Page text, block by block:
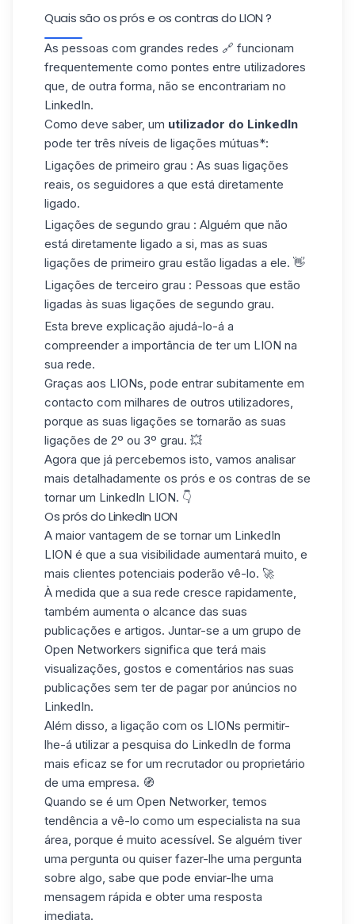
Quais são os prós e os contras do LION ?
As pessoas com grandes redes 🔗 funcionam
frequentemente como pontes entre utilizadores
que, de outra forma, não se encontrariam no
LinkedIn.
Como deve saber, um utilizador do LinkedIn
pode ter três níveis de ligações mútuas*:
Ligações de primeiro grau : As suas ligações
reais, os seguidores a que está diretamente
ligado.
Ligações de segundo grau : Alguém que não
está diretamente ligado a si, mas as suas
ligações de primeiro grau estão ligadas a ele. 👋
Ligações de terceiro grau : Pessoas que estão
ligadas às suas ligações de segundo grau.
Esta breve explicação ajudá-lo-á a
compreender a importância de ter um LION na
sua rede.
Graças aos LIONs, pode entrar subitamente em
contacto com milhares de outros utilizadores,
porque as suas ligações se tornarão as suas
ligações de 2º ou 3º grau. 💥
Agora que já percebemos isto, vamos analisar
mais detalhadamente os prós e os contras de se
tornar um LinkedIn LION. 👇
Os prós do LinkedIn LION
A maior vantagem de se tornar um LinkedIn
LION é que a sua visibilidade aumentará muito, e
mais clientes potenciais poderão vê-lo. 🚀
À medida que a sua rede cresce rapidamente,
também aumenta o alcance das suas
publicações e artigos. Juntar-se a um grupo de
Open Networkers significa que terá mais
visualizações, gostos e comentários nas suas
publicações sem ter de pagar por anúncios no
LinkedIn.
Além disso, a ligação com os LIONs permitir-
lhe-á utilizar a pesquisa do LinkedIn de forma
mais eficaz se for um recrutador ou proprietário
de uma empresa. 🧭
Quando se é um Open Networker, temos
tendência a vê-lo como um especialista na sua
área, porque é muito acessível. Se alguém tiver
uma pergunta ou quiser fazer-lhe uma pergunta
sobre algo, sabe que pode enviar-lhe uma
mensagem rápida e obter uma resposta
imediata.